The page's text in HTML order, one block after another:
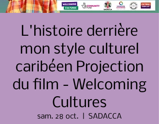
L'histoire derrière
mon style culturel
caribéen Projection
du film - Welcoming
Cultures
sam. 28 oct. SADACCA